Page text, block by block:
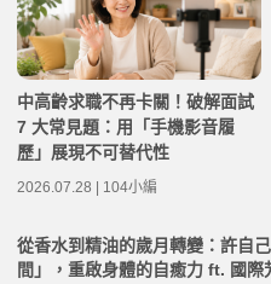
中高齡求職不再卡關！破解面試
7 大常見題：用「手機影音履
歷」展現不可替代性
2026.07.28 | 104小編
從香水到精油的歲月轉變：許自
間」，重啟身體的自癒力 ft. 國際